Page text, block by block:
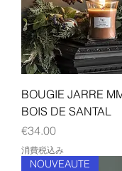
BOUGIE JARRE
BOIS DE SANTAL
価格
€34.00
消費税込み
NOUVEAUTE